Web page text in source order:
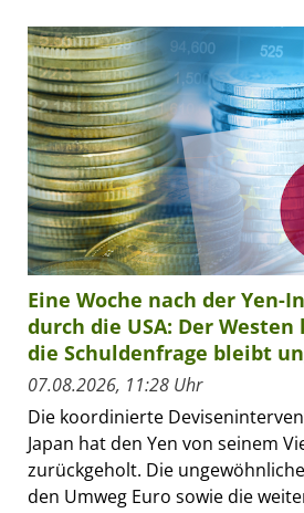
Eine Woche nach der Yen-
durch die USA: Der
die Schuldenfrage bleibt
07.08.2026, 11:28 Uhr
Die koordinierte
Japan hat den Yen von seinem
zurückgeholt. Die
den Umweg Euro sowie die